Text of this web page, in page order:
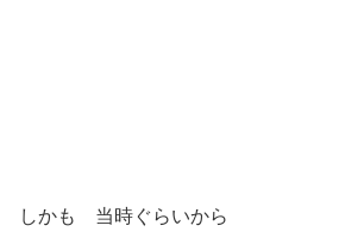
しかも 当時ぐらいから